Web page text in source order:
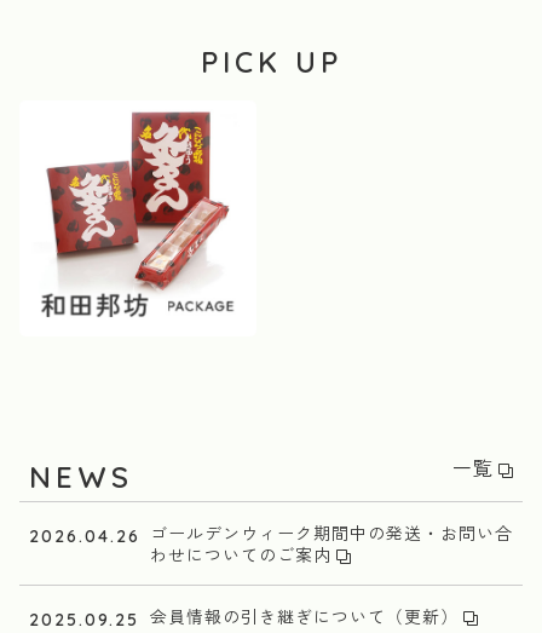
PICK UP
NEWS 一覧
2026.04.26
ゴールデンウィーク期間中の発送・お問い合
わせについてのご案内
2025.09.25 会員情報の引き継ぎについて（更新）